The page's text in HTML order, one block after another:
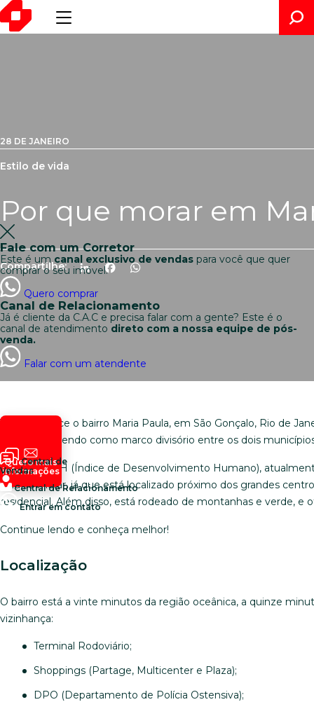
Fale com um Corretor
Este é umcanal exclusivo de vendas para você que quer
comprar o seu imóvel.
Quero comprar
Canal de Relacionamento
Já é cliente da C.A.C e precisa falar com a gente? Este é o
canal de atendimento direto com a nossa equipe de pós-
venda.
Falar com um atendente
Quero mais
informações
Central de
Vendas
Central de Relacionamento
Entrar em contato
28 DE JANEIRO
Estilo de vida
Por que morar em
Compartilhe: LinkedInFacebookWhatsApp
Você conhece o bairro Maria Paula, em São Gonçalo, Rio de
em Niterói, tendo como marco divisório entre os dois
Com alto IDH (Índice de Desenvolvimento Humano),
para se morar, já que está localizado próximo dos grandes
residencial. Além disso, está rodeado de montanhas e verde, e
Continue lendo e conheça melhor!
Localização
O bairro está a vinte minutos da região oceânica, a quinze
vizinhança:
Terminal Rodoviário;
Shoppings (Partage, Multicenter e Plaza);
DPO (Departamento de Polícia Ostensiva);